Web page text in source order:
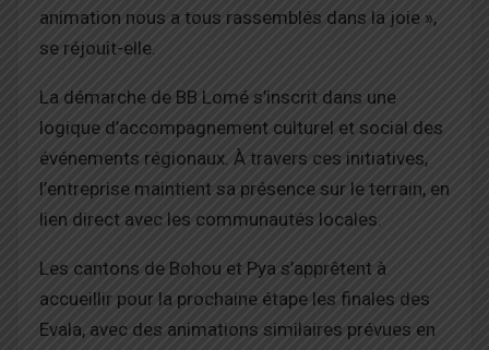
animation nous a tous rassemblés dans la joie »,
se réjouit-elle.
La démarche de BB Lomé s’inscrit dans une
logique d’accompagnement culturel et social des
événements régionaux. À travers ces initiatives,
l’entreprise maintient sa présence sur le terrain, en
lien direct avec les communautés locales.
Les cantons de Bohou et Pya s’apprêtent à
accueillir pour la prochaine étape les finales des
Evala, avec des animations similaires prévues en